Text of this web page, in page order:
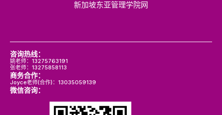
新加坡东亚管理学院网
咨询热线：
姚老师：13275763191
张老师：13275858113
商务合作：
Joyce老师(合作)：13035059139
微信咨询：